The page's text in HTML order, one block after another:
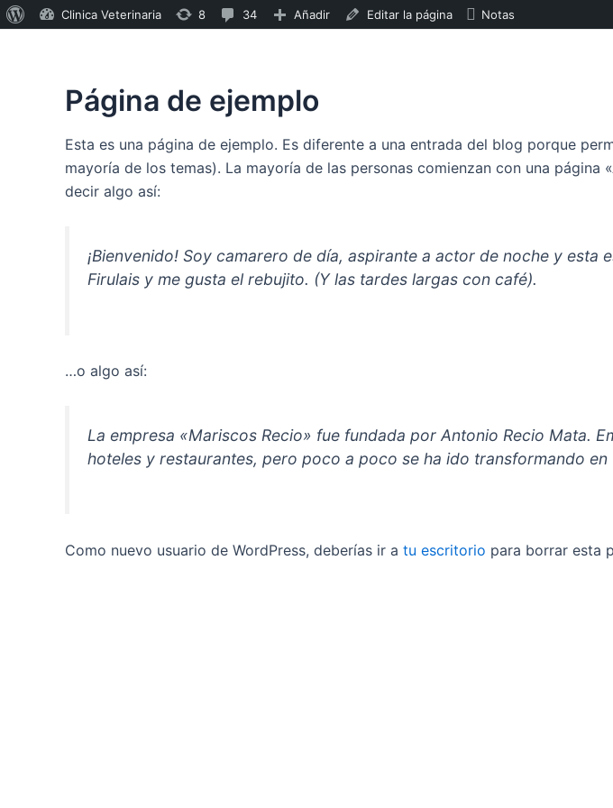
AcercaClinica Veterinaria 88
3434
moderación
Añadir Editar la página Notas
Ir
al
Página de ejemplo
Esta es una página de ejemplo. Es diferente a una entrada del blog porque
mayoría de los temas). La mayoría de las personas comienzan con una
decir algo así:
¡Bienvenido! Soy camarero de día, aspirante a actor de noche y
Firulais y me gusta el rebujito. (Y las tardes largas con café).
…o algo así:
La empresa «Mariscos Recio» fue fundada por Antonio Recio Mata.
hoteles y restaurantes, pero poco a poco se ha ido transformando
Como nuevo usuario de WordPress, deberías ir a tu escritorio para borrar esta